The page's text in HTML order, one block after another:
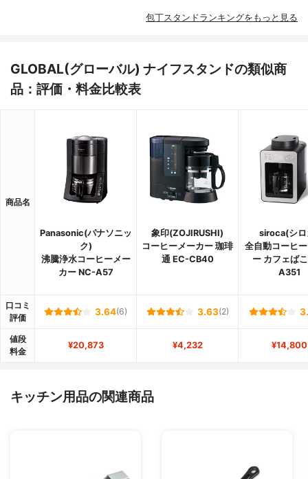
包丁スタンドランキングをもっと見る
GLOBAL(グローバル) ナイフスタンドの類似商
品：評価・料金比較表
商品名
Panasonic(パナソニッ
ク)
沸騰浄水コーヒーメー
カー NC-A57
象印(ZOJIRUSHI)
コーヒーメーカー 珈琲
通 EC-CB40
siroca(シ
全自動コーヒ
ー カフェば
A351
口コミ
評価
3.64(6) 3.63(2)
値段
料金
¥20,873 ¥4,232 ¥14,800
キッチン用品の関連商品